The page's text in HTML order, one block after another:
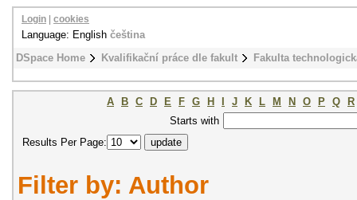
DSpace Home Kvalifikační práce dle fakult Fakulta
Login cookies
Language: English čeština
A B C D E F G H J K L M N O P Q
R
Starts with
Results Per Page:
Filter by: Author